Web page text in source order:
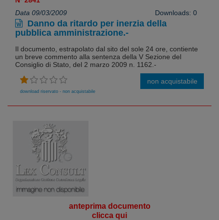
Data 09/03/2009
Downloads: 0
Danno da ritardo per inerzia della
pubblica amministrazione.-
Il documento, estrapolato dal sito del sole 24 ore, contiente
un breve commento alla sentenza della V Sezione del
Consiglio di Stato, del 2 marzo 2009 n. 1162.-
download riservato - non acquistabile
non acquistabile
anteprima documento
clicca qui